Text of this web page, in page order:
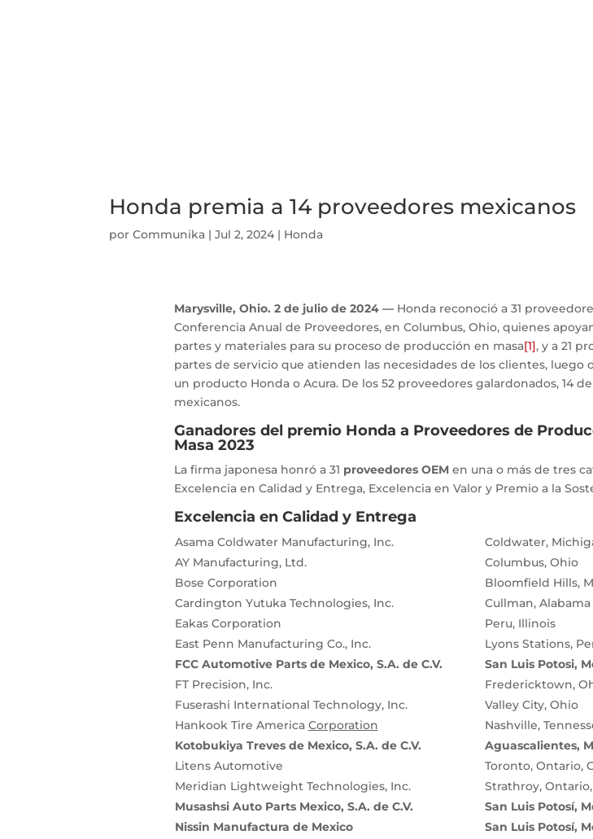
Honda premia a 14 proveedores mexicanos
porCommunika |Jul 2, 2024 | Honda
Marysville, Ohio. 2 de julio de 2024 —Honda reconoció a 31
Conferencia Anual de Proveedores, en Columbus, Ohio, quienes
partes y materiales para su proceso de producción en masa[1], y a 21
partes de servicio que atienden las necesidades de los clientes, luego
un producto Honda o Acura. De los 52 proveedores galardonados, 14
mexicanos.
Ganadores del premio Honda a Proveedores de
Masa 2023
La firma japonesa honró a 31 proveedores OEM en una o más de tres
Excelencia en Calidad y Entrega, Excelencia en Valor y Premio a la
Excelencia en Calidad y Entrega
Asama Coldwater Manufacturing, Inc.
Coldwater,
AY Manufacturing, Ltd.
Columbus, Ohio
Bose Corporation
Bloomfield Hills,
Cardington Yutuka Technologies, Inc.
Cullman, Alabama
Eakas Corporation
Peru, Illinois
East Penn Manufacturing Co., Inc.
Lyons Stations,
FCC Automotive Parts de Mexico, S.A. de C.V.
San Luis Potosi,
FT Precision, Inc.
Fredericktown,
Fuserashi International Technology, Inc.
Valley City, Ohio
Hankook Tire America Corporation
Nashville,
Kotobukiya Treves de Mexico, S.A. de C.V.
Aguascalientes,
Litens Automotive
Toronto, Ontario,
Meridian Lightweight Technologies, Inc.
Strathroy,
Musashsi Auto Parts Mexico, S.A. de C.V.
San Luis Potosí,
Nissin Manufactura de Mexico
San Luis Potosí,